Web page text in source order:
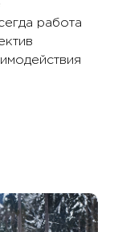
работа